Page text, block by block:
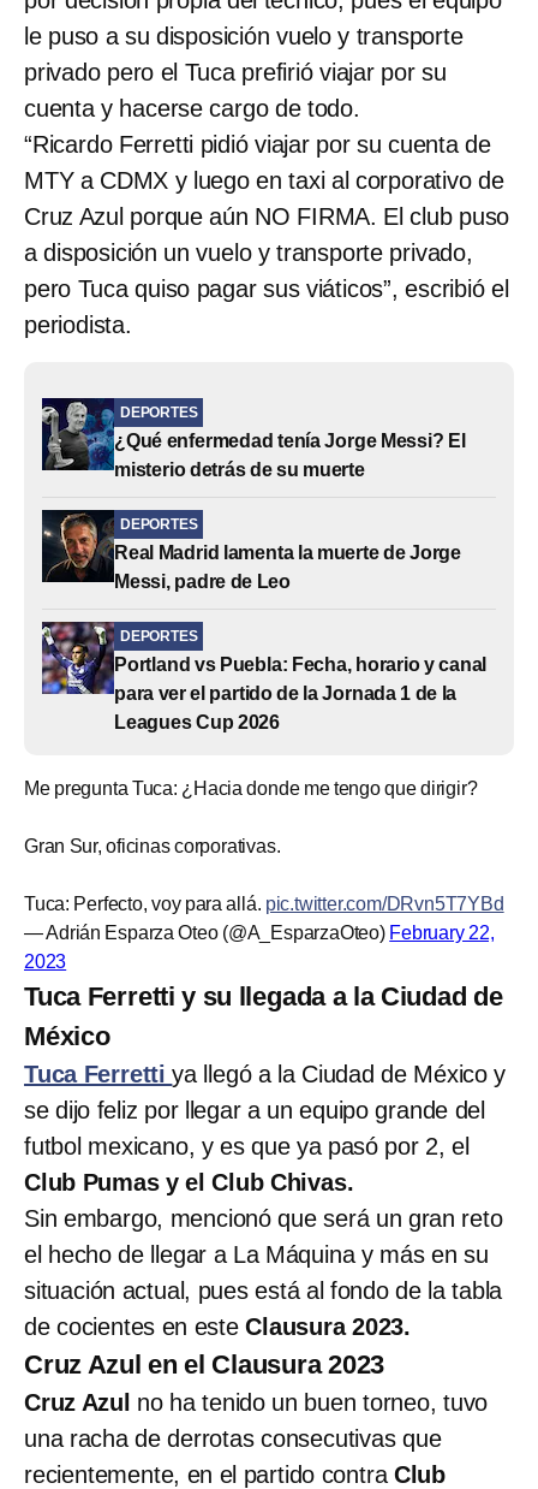
le puso a su disposición vuelo y transporte
privado pero el Tuca prefirió viajar por su
cuenta y hacerse cargo de todo.
“Ricardo Ferretti pidió viajar por su cuenta de
MTY a CDMX y luego en taxi al corporativo de
Cruz Azul porque aún NO FIRMA. El club puso
a disposición un vuelo y transporte privado,
pero Tuca quiso pagar sus viáticos”, escribió el
periodista.
DEPORTES
¿Qué enfermedad tenía Jorge Messi? El
misterio detrás de su muerte
DEPORTES
Real Madrid lamenta la muerte de Jorge
Messi, padre de Leo
DEPORTES
Portland vs Puebla: Fecha, horario y canal
para ver el partido de la Jornada 1 de la
Leagues Cup 2026
Me pregunta Tuca: ¿Hacia donde me tengo que dirigir?
Gran Sur, oficinas corporativas.
Tuca: Perfecto, voy para allá. pic.twitter.com/DRvn5T7YBd
— Adrián Esparza Oteo (@A_EsparzaOteo) February 22,
2023
Tuca Ferretti y su llegada a la Ciudad de
México
Tuca Ferretti ya llegó a la Ciudad de México y
se dijo feliz por llegar a un equipo grande del
futbol mexicano, y es que ya pasó por 2, el
Club Pumas y el Club Chivas.
Sin embargo, mencionó que será un gran reto
el hecho de llegar a La Máquina y más en su
situación actual, pues está al fondo de la tabla
de cocientes en esteClausura 2023.
Cruz Azul en el Clausura 2023
Cruz Azul no ha tenido un buen torneo, tuvo
una racha de derrotas consecutivas que
recientemente, en el partido contra Club